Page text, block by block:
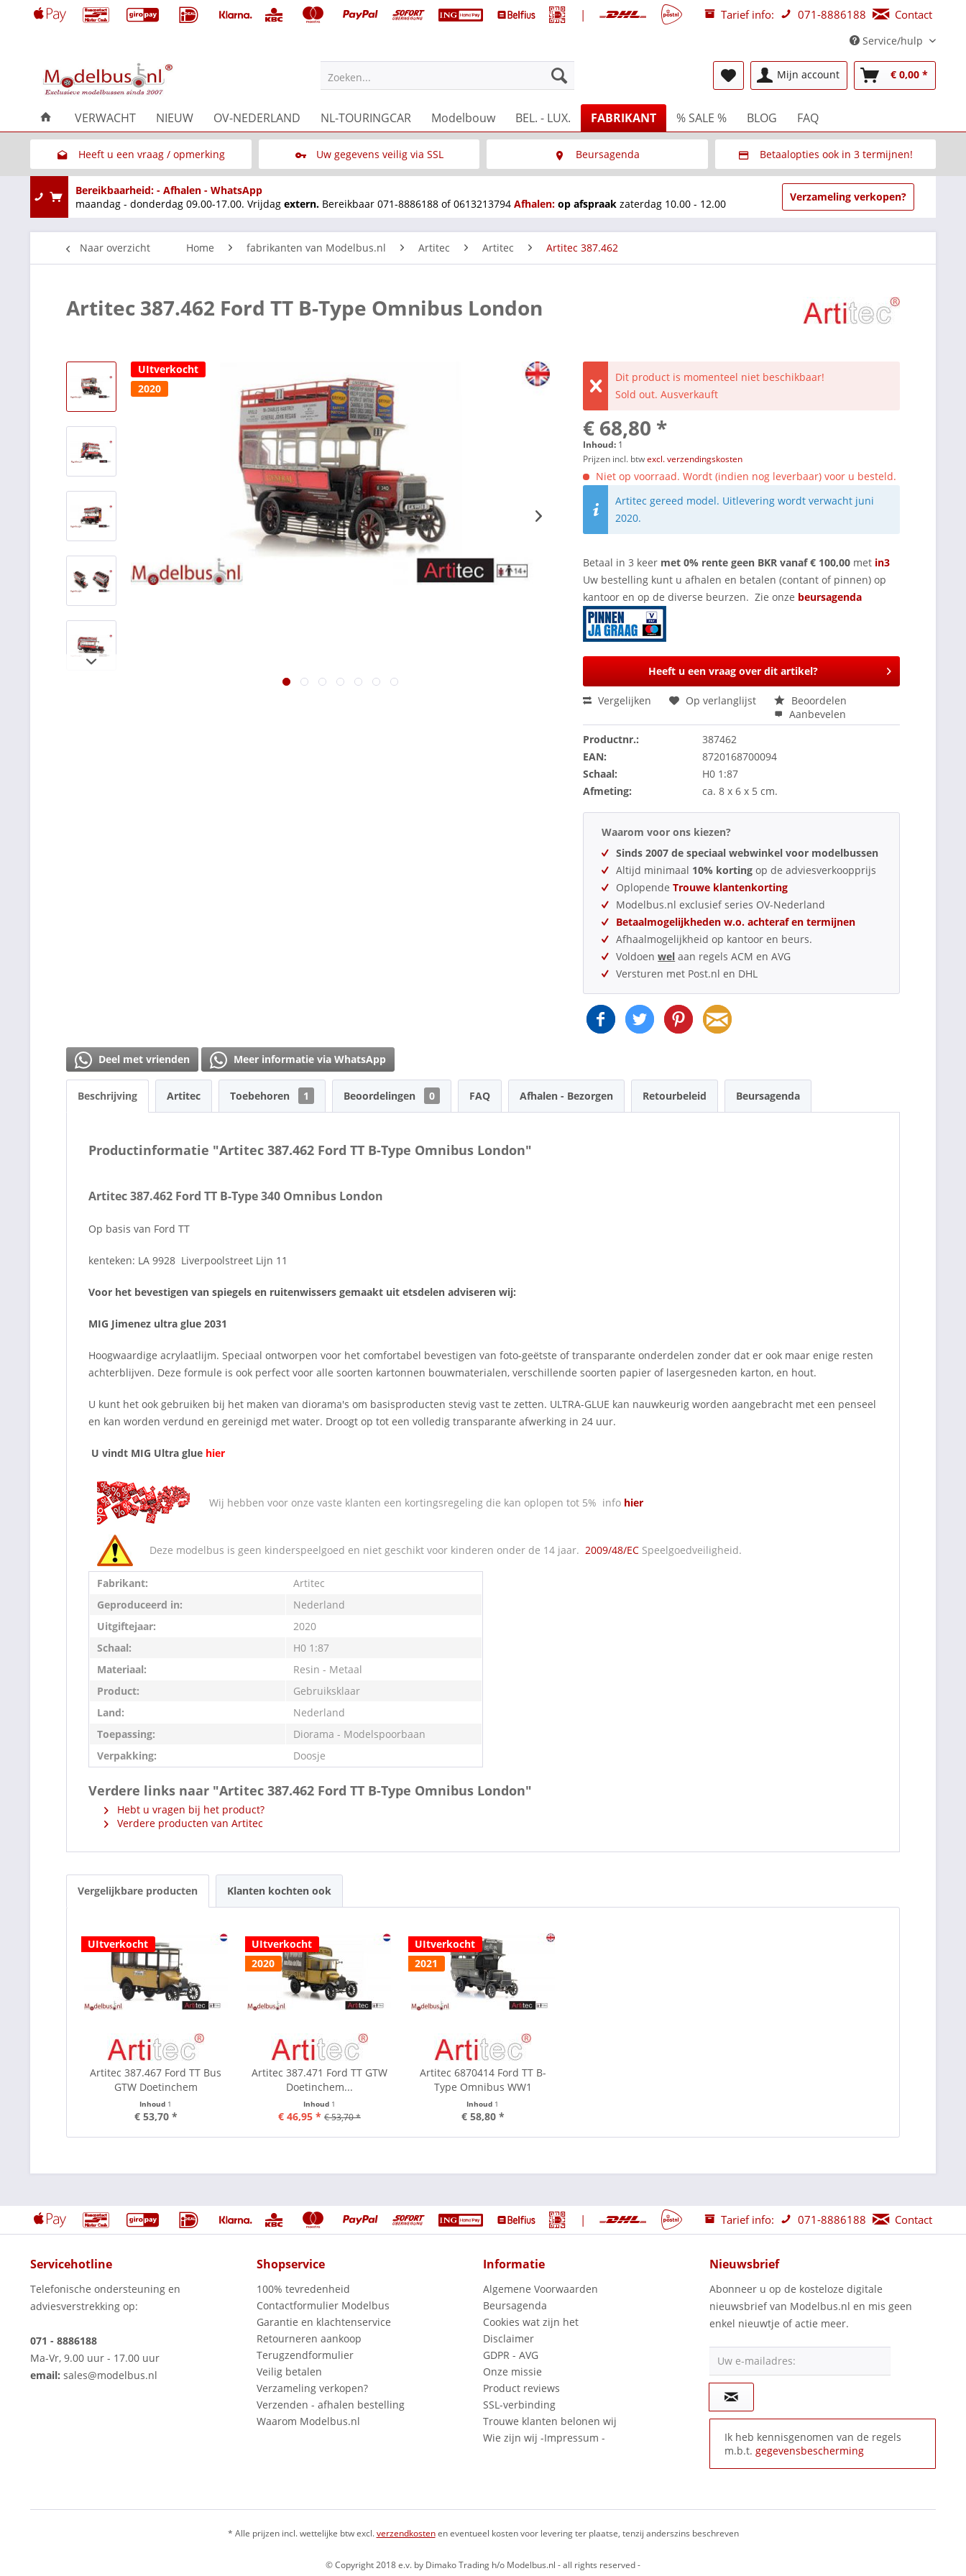
| Tarief info: 071-8886188 Contact
Service/hulp
Zoeken... Mijn account € 0,00 *
VERWACHT NIEUW OV-NEDERLAND NL-TOURINGCAR Modelbouw BEL. - LUX. FABRIKANT % SALE % BLOG FAQ
Heeft u een vraag / opmerking
Link naar het contactformulier
Uw gegevens veilig via SSL Beursagenda Betaalopties ook in 3 termijnen!
Via Multisafepay (veilig via SSL)
Bereikbaarheid: - Afhalen - WhatsApp
maandag - donderdag 09.00-17.00. Vrijdag extern. Bereikbaar 071-8886188 of 0613213794 Afhalen: op afspraak zaterdag 10.00 - 12.00
Verzameling verkopen?
Naar overzicht Home fabrikanten van Modelbus.nl Artitec Artitec Artitec 387.462
Artitec 387.462 Ford TT B-Type Omnibus London
UItverkocht
2020
Dit product is momenteel niet beschikbaar!
Sold out. Ausverkauft
€ 68,80 *
Inhoud: 1
Prijzen incl. btwexcl. verzendingskosten
Niet op voorraad. Wordt (indien nog leverbaar) voor u besteld.
Artitec gereed model. Uitlevering wordt verwacht juni
2020.
Betaal in 3 keer met 0% rente geen BKR vanaf € 100,00 met in3
Uw bestelling kunt u afhalen en betalen (contant of pinnen) op
kantoor en op de diverse beurzen. Zie onze beursagenda
Heeft u een vraag over dit artikel?
Vergelijken Op verlanglijst
Beoordelen
Aanbevelen
Productnr.:
387462
EAN:
8720168700094
Schaal:
H0 1:87
Afmeting:
ca. 8 x 6 x 5 cm.
Waarom voor ons kiezen?
Sinds 2007 de speciaal webwinkel voor modelbussen
Altijd minimaal 10% kortingop de adviesverkoopprijs
OplopendeTrouwe klantenkorting
Modelbus.nl exclusief series OV-Nederland
Betaalmogelijkheden w.o. achteraf en termijnen
Afhaalmogelijkheid op kantoor en beurs.
Voldoenwel aan regels ACM en AVG
Versturen met Post.nl en DHL
Deel met vrienden Meer informatie via WhatsApp
Beschrijving Artitec Toebehoren 1 Beoordelingen 0 FAQ Afhalen - Bezorgen Retourbeleid Beursagenda
Productinformatie "Artitec 387.462 Ford TT B-Type Omnibus London"
Artitec 387.462 Ford TT B-Type 340 Omnibus London
Op basis van Ford TT
kenteken: LA 9928 Liverpoolstreet Lijn 11
Voor het bevestigen van spiegels en ruitenwissers gemaakt uit etsdelen adviseren wij:
MIG Jimenez ultra glue 2031
Hoogwaardige acrylaatlijm. Speciaal ontworpen voor het comfortabel bevestigen van foto-geëtste of transparante onderdelen zonder dat er ook maar enige resten
achterblijven. Deze formule is ook perfect voor alle soorten kartonnen bouwmaterialen, verschillende soorten papier of lasergesneden karton, en hout.
U kunt het ook gebruiken bij het maken van diorama's om basisproducten stevig vast te zetten. ULTRA-GLUE kan nauwkeurig worden aangebracht met een penseel
en kan worden verdund en gereinigd met water. Droogt op tot een volledig transparante afwerking in 24 uur.
U vindt MIG Ultra glue hier
Wij hebben voor onze vaste klanten een kortingsregeling die kan oplopen tot 5% info hier
Deze modelbus is geen kinderspeelgoed en niet geschikt voor kinderen onder de 14 jaar. 2009/48/EC Speelgoedveiligheid.
Fabrikant:
Artitec
Geproduceerd in:
Nederland
Uitgiftejaar:
2020
Schaal:
H0 1:87
Materiaal:
Resin - Metaal
Product:
Gebruiksklaar
Land:
Nederland
Toepassing:
Diorama - Modelspoorbaan
Verpakking:
Doosje
Verdere links naar "Artitec 387.462 Ford TT B-Type Omnibus London"
Hebt u vragen bij het product?
Verdere producten van Artitec
Vergelijkbare producten Klanten kochten ook
UItverkocht
Artitec 387.467 Ford TT Bus
GTW Doetinchem
Inhoud 1
€ 53,70 *
UItverkocht
2020
Artitec 387.471 Ford TT GTW
Doetinchem...
Inhoud 1
€ 46,95 * € 53,70 *
UItverkocht
2021
Artitec 6870414 Ford TT B-
Type Omnibus WW1
Inhoud 1
€ 58,80 *
| Tarief info: 071-8886188 Contact
Servicehotline
Telefonische ondersteuning en
adviesverstrekking op:
071 - 8886188
Ma-Vr, 9.00 uur - 17.00 uur
email: sales@modelbus.nl
Shopservice
100% tevredenheid
Contactformulier Modelbus
Garantie en klachtenservice
Retourneren aankoop
Terugzendformulier
Veilig betalen
Verzameling verkopen?
Verzenden - afhalen bestelling
Waarom Modelbus.nl
Informatie
Algemene Voorwaarden
Beursagenda
Cookies wat zijn het
Disclaimer
GDPR - AVG
Onze missie
Product reviews
SSL-verbinding
Trouwe klanten belonen wij
Wie zijn wij -Impressum -
Nieuwsbrief
Abonneer u op de kosteloze digitale
nieuwsbrief van Modelbus.nl en mis geen
enkel nieuwtje of actie meer.
Uw e-mailadres:
Ik heb kennisgenomen van de regels
m.b.t. gegevensbescherming
* Alle prijzen incl. wettelijke btw excl.verzendkostenen eventueel kosten voor levering ter plaatse, tenzij anderszins beschreven
© Copyright 2018 e.v. by Dimako Trading h/o Modelbus.nl - all rights reserved -